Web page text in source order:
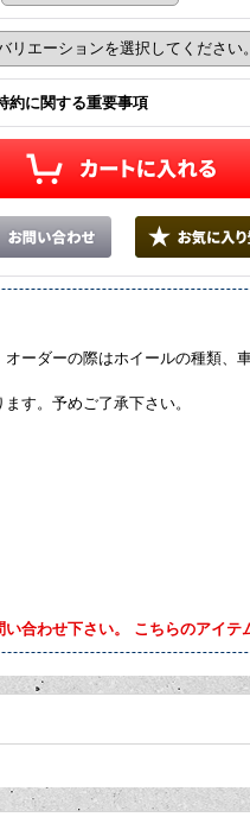
約に関する重要事項
ーダーの際はホイールの種類、
す。予めご了承下さい。
合わせ下さい。 こちらのアイテ